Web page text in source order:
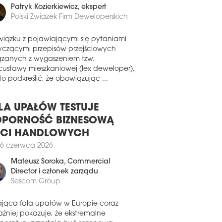
umowy najmu.
lipca 2026
KAROLINKĘ
Rockcastle, największy właściciel i
centrów handlowych w regionie
powiększy Centrum Handlowe
lipca 2026
KOMERCJALIZACJA GALERII
powstaje pierwsza galeria
rozrywkowa w jednej z
atrakcyjnych lokalizacji
w południowej Polsce – na
Równi Szaflarskiej.
lipca 2026
OTWORZY SKLEP W GALERII
Patryk Kozierkiewicz, ekspert
Polski Związek Firm Deweloperskich
z pojawiającymi się pytaniami
przepisów przejściowych
z wygaszeniem tzw.
mieszkaniowej (lex deweloper),
podkreślić, że obowiązując ...
UPAŁÓW TESTUJE
BIZNESOWĄ
HANDLOWYCH
czerwca 2026
Mateusz Soroka, Commercial
Director i członek zarządu
Sescom Group
fala upałów w Europie coraz
pokazuje, że ekstremalne